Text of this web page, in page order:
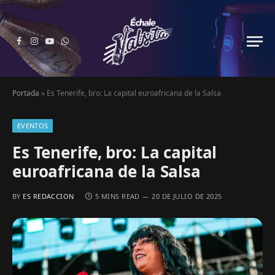
Facebook
Instagram
YouTubeWhatsApp
Portada » Es Tenerife, bro: La capital euroafricana de la Salsa
EVENTOS
Es Tenerife, bro: La capital
euroafricana de la Salsa
BY ES REDACCION 5 MINS READ 20 DE JULIO DE 2025